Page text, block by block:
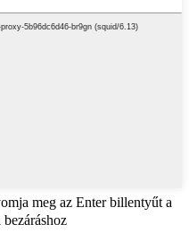
meg az Enter billentyűt a